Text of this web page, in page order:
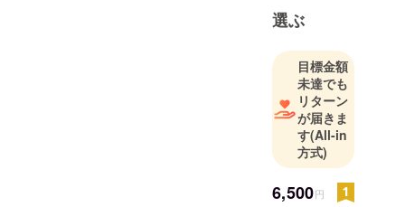
選ぶ
目標金額
未達でも
リターン
が届きま
す(All-in
方式)
6,500円